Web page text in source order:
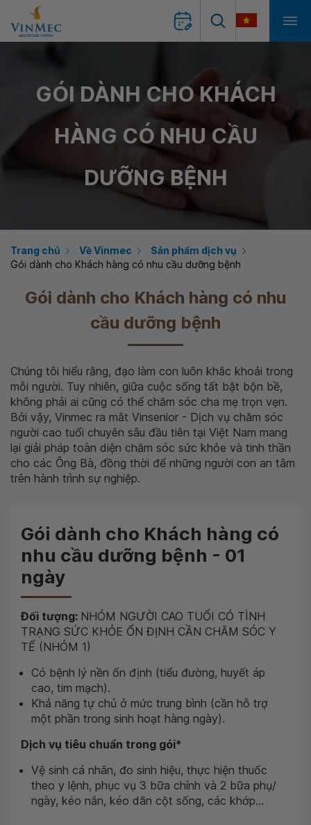
GÓI DÀNH CHO KHÁCH
HÀNG CÓ NHU CẦU
DƯỠNG BỆNH
Trang chủ Về Vinmec
Sản phẩm dịch vụ
Gói dành cho Khách hàng có nhu cầu dưỡng bệnh
Gói dành cho Khách hàng có nhu
cầu dưỡng bệnh
Chúng tôi hiểu rằng, đạo làm con luôn khắc khoải trong
mỗi người. Tuy nhiên, giữa cuộc sống tất bật bộn bề,
không phải ai cũng có thể chăm sóc cha mẹ trọn vẹn.
Bởi vậy, Vinmec ra mắt Vinsenior - Dịch vụ chăm sóc
người cao tuổi chuyên sâu đầu tiên tại Việt Nam mang
lại giải pháp toàn diện chăm sóc sức khỏe và tinh thần
cho các Ông Bà, đồng thời để những người con an tâm
trên hành trình sự nghiệp.
Gói dành cho Khách hàng có
nhu cầu dưỡng bệnh - 01
ngày
Đối tượng: NHÓM NGƯỜI CAO TUỔI CÓ TÌNH
TRẠNG SỨC KHỎE ỔN ĐỊNH CẦN CHĂM SÓC Y
TẾ (NHÓM 1)
Có bệnh lý nền ổn định (tiểu đường, huyết áp
cao, tim mạch).
Khả năng tự chủ ở mức trung bình (cần hỗ trợ
một phần trong sinh hoạt hàng ngày).
Dịch vụ tiêu chuẩn trong gói*
Vệ sinh cá nhân, đo sinh hiệu, thực hiện thuốc
theo y lệnh, phục vụ 3 bữa chính và 2 bữa phụ/
ngày, kéo nắn, kéo dãn cột sống, các khớp...